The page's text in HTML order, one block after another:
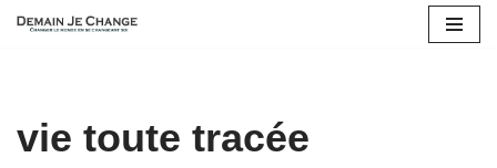
vie toute tracée